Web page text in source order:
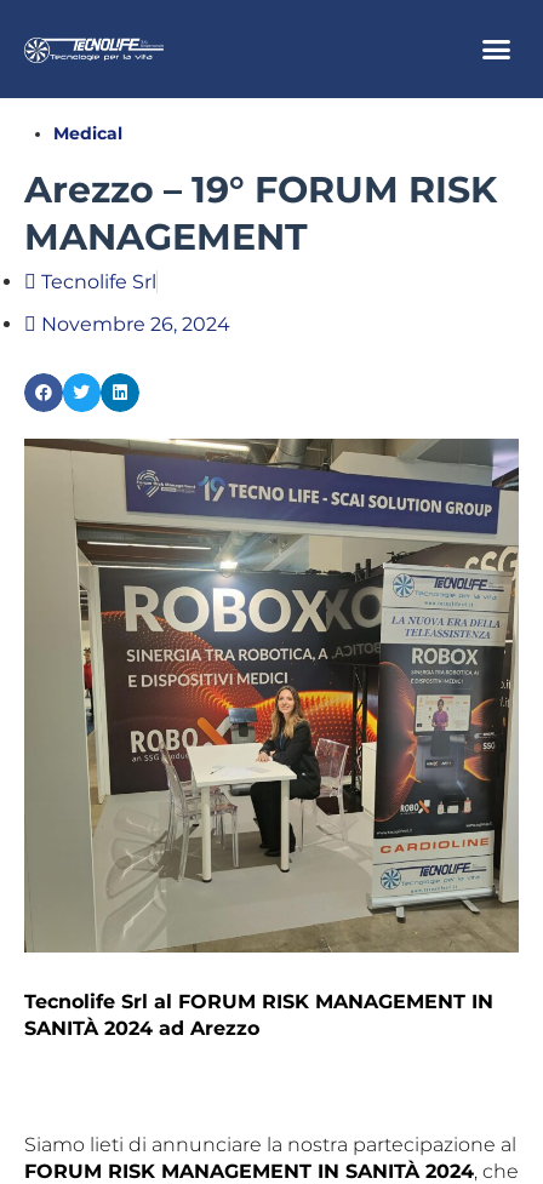
Medical
Arezzo – 19° FORUM RISK
MANAGEMENT
Tecnolife Srl
Novembre 26, 2024
Tecnolife Srl al FORUM RISK MANAGEMENT IN
SANITÀ 2024 ad Arezzo
Siamo lieti di annunciare la nostra partecipazione al
FORUM RISK MANAGEMENT IN SANITÀ 2024, che